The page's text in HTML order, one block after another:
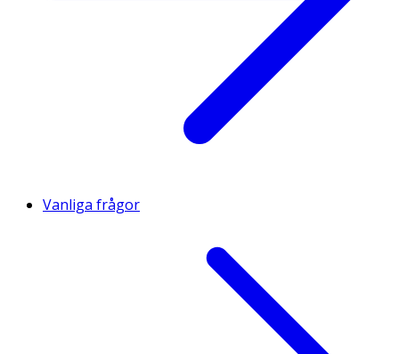
Vanliga frågor